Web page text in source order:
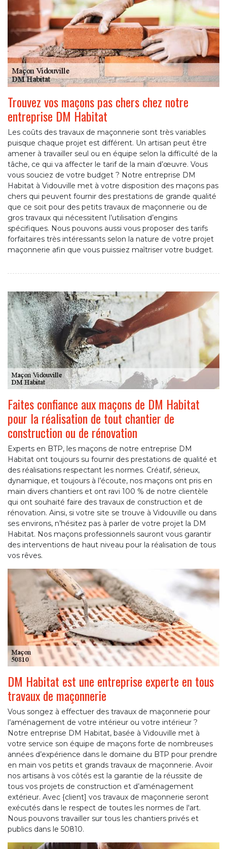
Trouvez vos maçons pas chers chez notre
entreprise DM Habitat
Les coûts des travaux de maçonnerie sont très variables
puisque chaque projet est différent. Un artisan peut être
amener à travailler seul ou en équipe selon la difficulté de la
tâche, ce qui va affecter le tarif de la main d’œuvre. Vous
vous souciez de votre budget ? Notre entreprise DM
Habitat à Vidouville met à votre disposition des maçons pas
chers qui peuvent fournir des prestations de grande qualité
que ce soit pour des petits travaux de maçonnerie ou de
gros travaux qui nécessitent l’utilisation d’engins
spécifiques. Nous pouvons aussi vous proposer des tarifs
forfaitaires très intéressants selon la nature de votre projet
maçonnerie afin que vous puissiez maîtriser votre budget.
Faites confiance aux maçons de DM Habitat
pour la réalisation de tout chantier de
construction ou de rénovation
Experts en BTP, les maçons de notre entreprise DM
Habitat ont toujours su fournir des prestations de qualité et
des réalisations respectant les normes. Créatif, sérieux,
dynamique, et toujours à l’écoute, nos maçons ont pris en
main divers chantiers et ont ravi 100 % de notre clientèle
qui ont souhaité faire des travaux de construction et de
rénovation. Ainsi, si votre site se trouve à Vidouville ou dans
ses environs, n’hésitez pas à parler de votre projet la DM
Habitat. Nos maçons professionnels sauront vous garantir
des interventions de haut niveau pour la réalisation de tous
vos rêves.
DM Habitat est une entreprise experte en tous
travaux de maçonnerie
Vous songez à effectuer des travaux de maçonnerie pour
l’aménagement de votre intérieur ou votre intérieur ?
Notre entreprise DM Habitat, basée à Vidouville met à
votre service son équipe de maçons forte de nombreuses
années d’expérience dans le domaine du BTP pour prendre
en main vos petits et grands travaux de maçonnerie. Avoir
nos artisans à vos côtés est la garantie de la réussite de
tous vos projets de construction et d’aménagement
extérieur. Avec {client] vos travaux de maçonnerie seront
exécutés dans le respect de toutes les normes de l'art.
Nous pouvons travailler sur tous les chantiers privés et
publics dans le 50810.